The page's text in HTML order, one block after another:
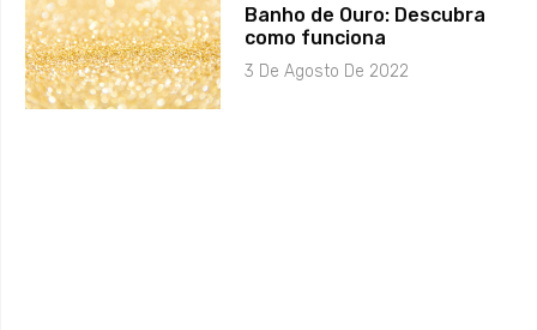
Banho de Ouro: Descubra
como funciona
3 De Agosto De 2022